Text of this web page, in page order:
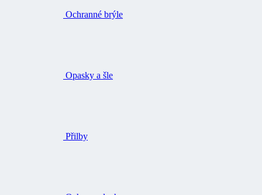
Ochranné brýle
Opasky a šle
Přilby